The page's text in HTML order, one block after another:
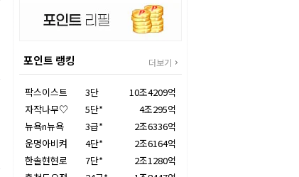
포인트 랭킹 더보기
팍스이스트 3단
10조4209억
자작나무♡
5단*
4조295억
뉴욕n뉴욕
3급*
2조6336억
운명아비켜
4단*
2조6164억
한솔현현로
7단*
2조1280억